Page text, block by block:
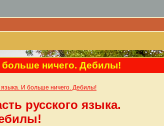
больше ничего. Дебилы!
языка. И больше ничего. Дебилы!
русского языка.